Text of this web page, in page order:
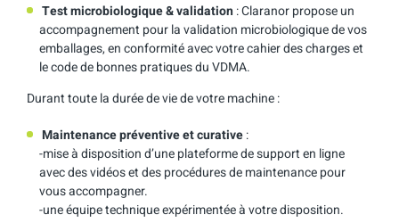
Test microbiologique & validation : Claranor propose un
accompagnement pour la validation microbiologique de vos
emballages, en conformité avec votre cahier des charges et
le code de bonnes pratiques du VDMA.
Durant toute la durée de vie de votre machine :
Maintenance préventive et curative:
-mise à disposition d’une plateforme de support en ligne
avec des vidéos et des procédures de maintenance pour
vous accompagner.
-une équipe technique expérimentée à votre disposition.